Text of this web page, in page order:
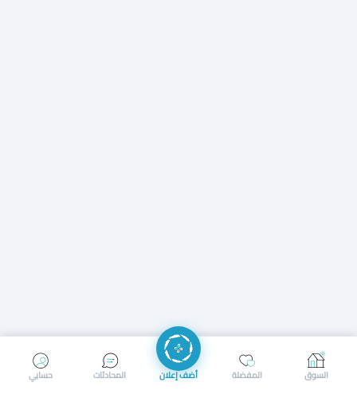
إرسال رسالة إجراء مكالمة
حسابي المحادثات أضف إعلان المفضلة السوق